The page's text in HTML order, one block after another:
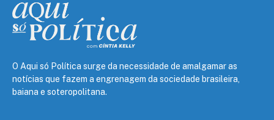
O Aqui só Política surge da necessidade de amalgamar as
notícias que fazem a engrenagem da sociedade brasileira,
baiana e soteropolitana.